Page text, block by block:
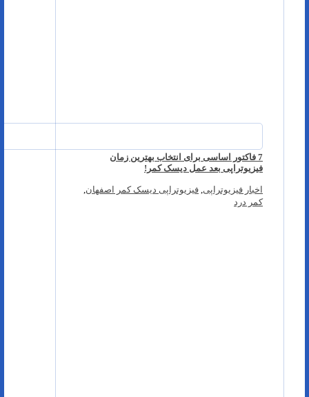
7 فاکتور اساسی برای انتخاب بهترین زمان
فیزیوتراپی بعد عمل دیسک کمر!
اخبار فیزیوتراپی فیزیوتراپی دیسک کمر اصفهان
کمر درد